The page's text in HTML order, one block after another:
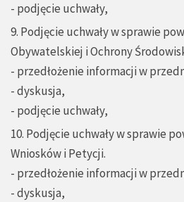
- podjęcie uchwały,
9. Podjęcie uchwały w sprawie
Obywatelskiej i Ochrony
- przedłożenie informacji w
- dyskusja,
- podjęcie uchwały,
10. Podjęcie uchwały w sprawie
Wniosków i Petycji.
- przedłożenie informacji w
- dyskusja,